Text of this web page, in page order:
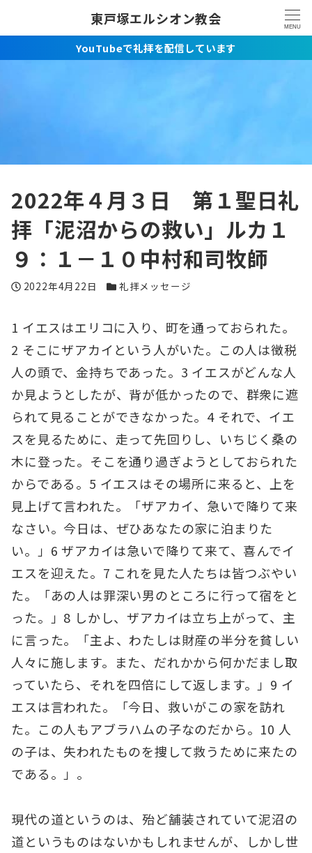
東戸塚エルシオン教会
MENU
YouTubeで礼拝を配信しています
2022年４月３日 第１聖日礼
拝「泥沼からの救い」ルカ１
９：１－１０中村和司牧師
投稿日
2022年4月22日 カテゴリー
礼拝メッセージ
1 イエスはエリコに入り、町を通っておられた。
2 そこにザアカイという人がいた。この人は徴税
人の頭で、金持ちであった。3 イエスがどんな人
か見ようとしたが、背が低かったので、群衆に遮
られて見ることができなかった。4 それで、イエ
スを見るために、走って先回りし、いちじく桑の
木に登った。そこを通り過ぎようとしておられた
からである。5 イエスはその場所に来ると、上を
見上げて言われた。「ザアカイ、急いで降りて来
なさい。今日は、ぜひあなたの家に泊まりた
い。」6 ザアカイは急いで降りて来て、喜んでイ
エスを迎えた。7 これを見た人たちは皆つぶやい
た。「あの人は罪深い男のところに行って宿をと
った。」8 しかし、ザアカイは立ち上がって、主
に言った。「主よ、わたしは財産の半分を貧しい
人々に施します。また、だれかから何かだまし取
っていたら、それを四倍にして返します。」9 イ
エスは言われた。「今日、救いがこの家を訪れ
た。この人もアブラハムの子なのだから。10 人
の子は、失われたものを捜して救うために来たの
である。」。
現代の道というのは、殆ど舗装されていて泥沼の
道というものはないかもしれませんが、しかし世